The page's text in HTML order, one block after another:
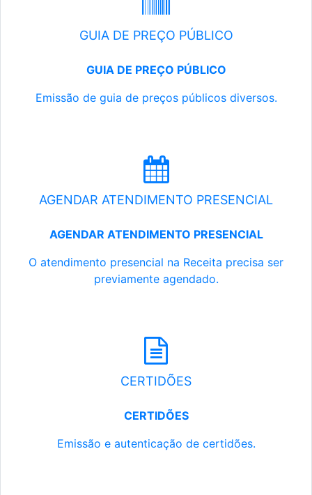
GUIA DE PREÇO PÚBLICO
GUIA DE PREÇO PÚBLICO
Emissão de guia de preços públicos diversos.
AGENDAR ATENDIMENTO PRESENCIAL
AGENDAR ATENDIMENTO PRESENCIAL
O atendimento presencial na Receita precisa ser
previamente agendado.
CERTIDÕES
CERTIDÕES
Emissão e autenticação de certidões.